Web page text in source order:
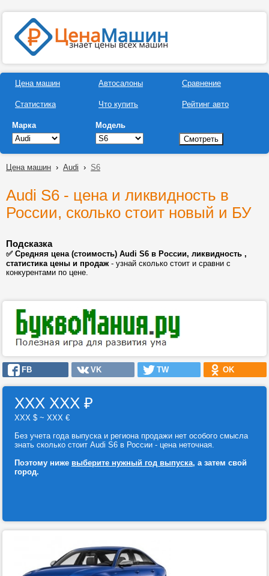
Цена машин
Статистика
Автосалоны
Что купить
Сравнение
Рейтинг авто
Марка Модель
Цена машин › Audi › S6
Audi S6 - цена и ликвидность в
России, сколько стоит новый и БУ
Подсказка
✅ Средняя цена (стоимость) Audi S6 в России, ликвидность ,
статистика цены и продаж- узнай сколько стоит и сравни с
конкурентами по цене.
FB VK TW OK
ХХХ ХХХ ₽
ХХХ $ ~ ХХХ €
Без учета года выпуска и региона продажи нет особого смысла
знать сколько стоит Audi S6 в России - цена неточная.
Поэтому ниже выберите нужный год выпуска, а затем свой
город.